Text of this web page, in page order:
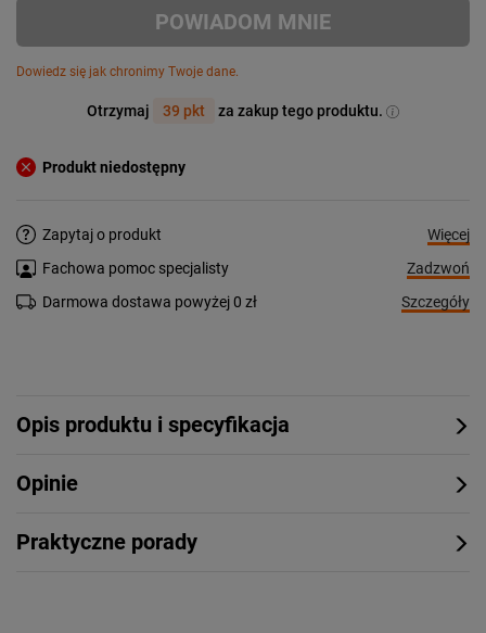
POWIADOM MNIE
Dowiedz się jak chronimy Twoje dane.
Otrzymaj 39 pkt za zakup tego produktu.
Produkt niedostępny
Zapytaj o produkt
Więcej
Fachowa pomoc specjalisty
Zadzwoń
Darmowa dostawa powyżej 0 zł
Szczegóły
Opis produktu i specyfikacja
Opinie
Praktyczne porady